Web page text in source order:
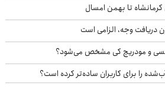
کرمانشاه تا بهمن امسال
دریافت وجه، الزامی است
مسی و مودریچ کی مشخص می‌شود؟
را برای کاربران ساده‌تر کرده است؟